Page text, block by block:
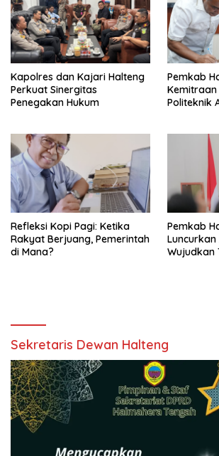
Kapolres dan Kajari Halteng
Perkuat Sinergitas
Penegakan Hukum
Pemkab
Politeknik
Refleksi Kopi Pagi: Ketika
Rakyat Berjuang, Pemerintah
di Mana?
Pemkab
Luncurkan
Wujudkan
Sekretaris Dewan Halteng